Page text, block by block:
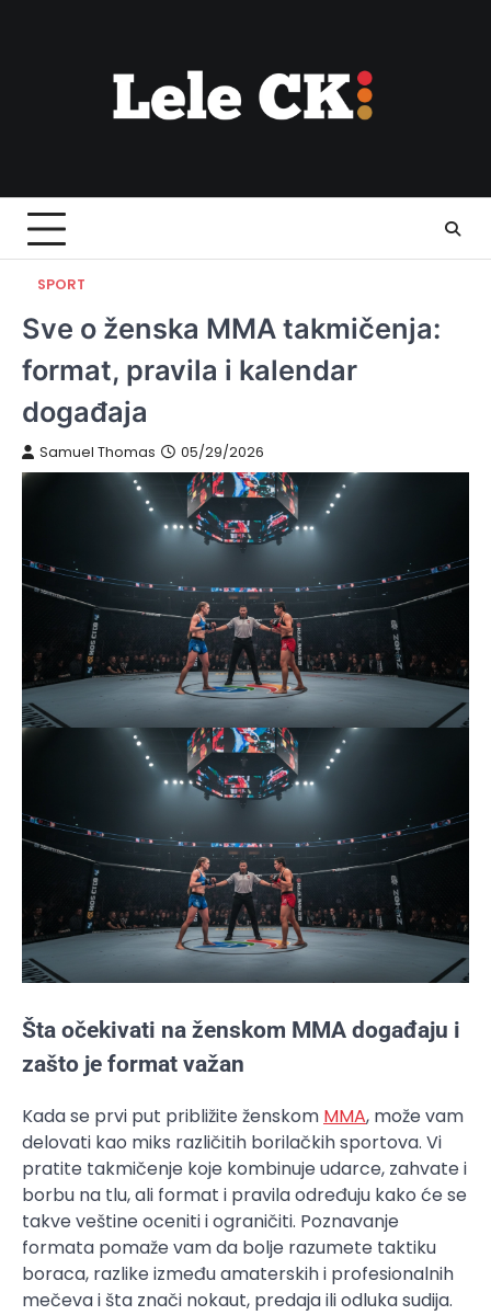
SPORT
Sve o ženska MMA takmičenja:
format, pravila i kalendar
događaja
Samuel Thomas 05/29/2026
Šta očekivati na ženskom MMA događaju i
zašto je format važan
Kada se prvi put približite ženskom MMA, može vam
delovati kao miks različitih borilačkih sportova. Vi
pratite takmičenje koje kombinuje udarce, zahvate i
borbu na tlu, ali format i pravila određuju kako će se
takve veštine oceniti i ograničiti. Poznavanje
formata pomaže vam da bolje razumete taktiku
boraca, razlike između amaterskih i profesionalnih
mečeva i šta znači nokaut, predaja ili odluka sudija.